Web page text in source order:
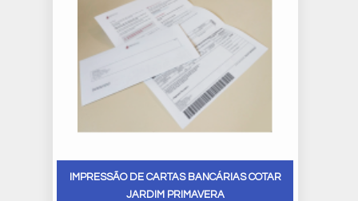
IMPRESSÃO DE CARTAS BANCÁRIAS COTAR
JARDIM PRIMAVERA